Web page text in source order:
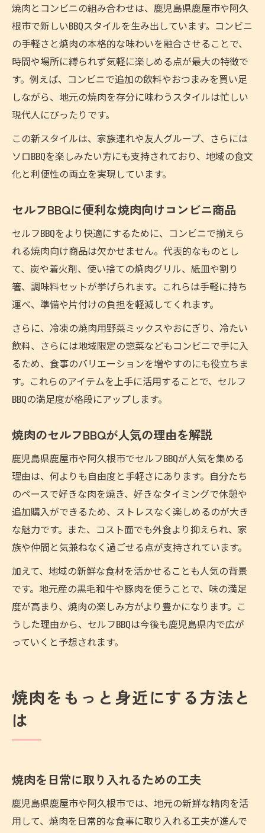
焼肉とコンビニの組み合わせは、鹿児島県鹿屋市や阿久
根市で新しいBBQスタイルを生み出しています。コンビニ
の手軽さと焼肉の本格的な味わいを融合させることで、
時間や場所に縛られず気軽に楽しめる点が最大の特徴で
す。例えば、コンビニで追加の飲料やおつまみを買い足
しながら、地元の焼肉を存分に味わうスタイルは忙しい
現代人にぴったりです。
この新スタイルは、家族連れや友人グループ、さらには
ソロBBQを楽しみたい方にも支持されており、地域の食文
化と利便性の両立を実現しています。
セルフBBQに便利な焼肉向けコンビニ商品
セルフBBQをより快適にするために、コンビニで揃えら
れる焼肉向け商品は欠かせません。代表的なものとし
て、炭や着火剤、使い捨ての焼肉グリル、紙皿や割り
箸、調味料セットが挙げられます。これらは手軽に持ち
運べ、準備や片付けの負担を軽減してくれます。
さらに、冷凍の焼肉用野菜ミックスやおにぎり、冷たい
飲料、さらには地域限定の惣菜などもコンビニで手に入
るため、食事のバリエーションを増やすのにも役立ちま
す。これらのアイテムを上手に活用することで、セルフ
BBQの満足度が格段にアップします。
焼肉のセルフBBQが人気の理由を解説
鹿児島県鹿屋市や阿久根市でセルフBBQが人気を集める
理由は、何よりも自由度と手軽さにあります。自分たち
のペースで好きな肉を焼き、好きなタイミングで休憩や
追加購入ができるため、ストレスなく楽しめるのが大き
な魅力です。また、コスト面でも外食より抑えられ、家
族や仲間と気兼ねなく過ごせる点が支持されています。
加えて、地域の新鮮な食材を活かせることも人気の背景
です。地元産の黒毛和牛や豚肉を使うことで、味の満足
度が高まり、焼肉の楽しみ方がより豊かになります。こ
うした理由から、セルフBBQは今後も鹿児島県内で広が
っていくと予想されます。
焼肉をもっと身近にする方法と
は
焼肉を日常に取り入れるための工夫
鹿児島県鹿屋市や阿久根市では、地元の新鮮な精肉を活
用して、焼肉を日常的な食事に取り入れる工夫が進んで